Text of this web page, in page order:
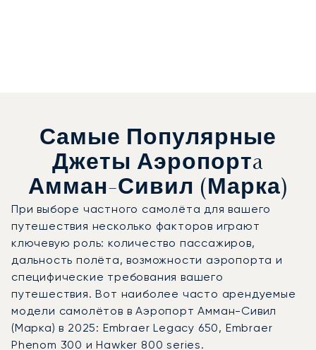
Самые Популярные
Джеты Аэропортa
Амман-Сивил (Марка)
При выборе частного самолёта для вашего
путешествия несколько факторов играют
ключевую роль: количество пассажиров,
дальность полёта, возможности аэропорта и
специфические требования вашего
путешествия. Вот наиболее часто арендуемые
модели самолётов в Аэропорт Амман-Сивил
(Марка) в 2025: Embraer Legacy 650, Embraer
Phenom 300 и Hawker 800 series.